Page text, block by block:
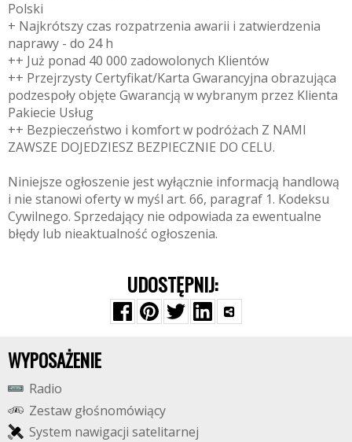
Polski
+ Najkrótszy czas rozpatrzenia awarii i zatwierdzenia
naprawy - do 24 h
++ Już ponad 40 000 zadowolonych Klientów
++ Przejrzysty Certyfikat/Karta Gwarancyjna obrazująca
podzespoły objęte Gwarancją w wybranym przez Klienta
Pakiecie Usług
++ Bezpieczeństwo i komfort w podróżach Z NAMI
ZAWSZE DOJEDZIESZ BEZPIECZNIE DO CELU.
Niniejsze ogłoszenie jest wyłącznie informacją handlową
i nie stanowi oferty w myśl art. 66, paragraf 1. Kodeksu
Cywilnego. Sprzedający nie odpowiada za ewentualne
błędy lub nieaktualność ogłoszenia.
UDOSTĘPNIJ:
WYPOSAŻENIE
Radio
Zestaw głośnomówiący
System nawigacji satelitarnej